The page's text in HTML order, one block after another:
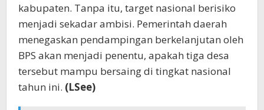
kabupaten. Tanpa itu, target nasional berisiko
menjadi sekadar ambisi. Pemerintah daerah
menegaskan pendampingan berkelanjutan oleh
BPS akan menjadi penentu, apakah tiga desa
tersebut mampu bersaing di tingkat nasional
tahun ini. (LSee)